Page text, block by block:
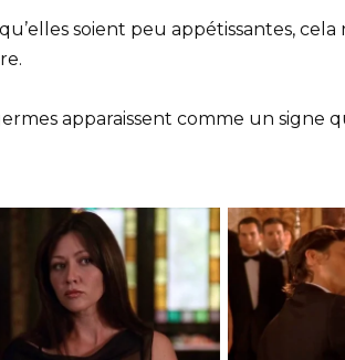
soient peu appétissantes,
apparaissent comme un